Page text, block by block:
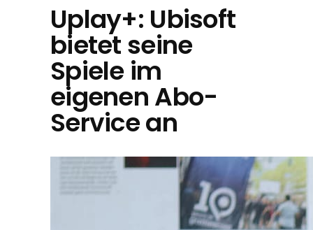
Uplay+: Ubisoft
bietet seine
Spiele im
eigenen Abo-
Service an